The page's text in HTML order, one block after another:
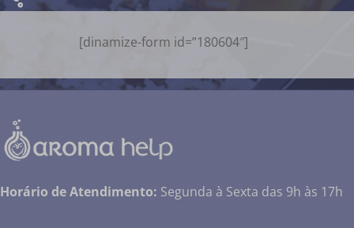
[dinamize-form id=”180604″]
Horário de Atendimento: Segunda à Sexta das 9h às 17h